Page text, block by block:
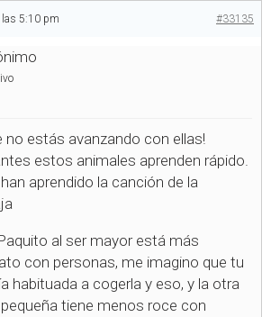
las 5:10 pm #33135
no estás avanzando con ellas!
estos animales aprenden rápido.
aprendido la canción de la
al ser mayor está más
con personas, me imagino que tu
habituada a cogerla y eso, y la otra
tiene menos roce con